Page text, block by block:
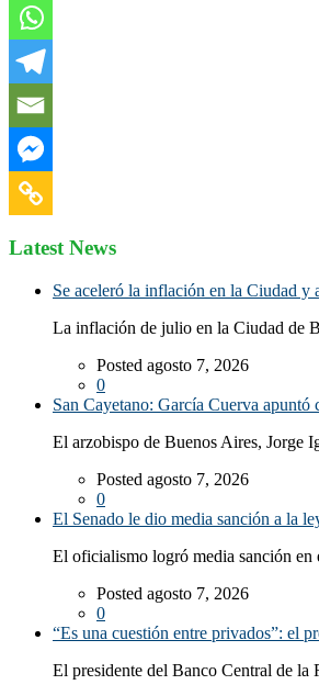
Latest News
Se aceleró la inflación en la Ciudad y
La inflación de julio en la Ciudad de
Posted agosto 7, 2026
0
San Cayetano: García Cuerva apuntó
El arzobispo de Buenos Aires, Jorge
Posted agosto 7, 2026
0
El Senado le dio media sanción a la
El oficialismo logró media sanción en
Posted agosto 7, 2026
0
“Es una cuestión entre privados”: el
El presidente del Banco Central de